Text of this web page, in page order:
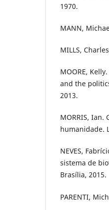
1970.
MANN,
MILLS,
MOORE,
and the
2013.
MORRIS,
humanidade.
NEVES,
sistema de
Brasília, 2015.
PARENTI,